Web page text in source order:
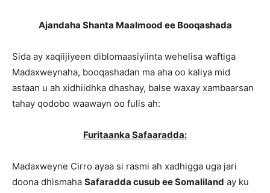
Ajandaha Shanta Maalmood ee Booqashada
Sida ay xaqiijiyeen diblomaasiyiinta wehelisa waftiga
Madaxweynaha, booqashadan ma aha oo kaliya mid
astaan u ah xidhiidhka dhashay, balse waxay xambaarsan
tahay qodobo waawayn oo fulis ah:
Furitaanka Safaaradda:
Madaxweyne Cirro ayaa si rasmi ah xadhigga uga jari
doona dhismaha Safaradda cusub ee Somaliland ay ku